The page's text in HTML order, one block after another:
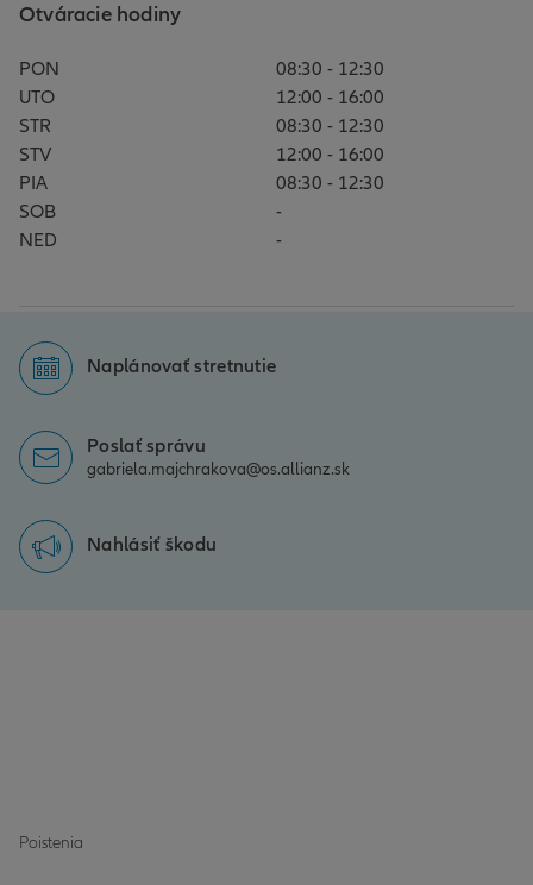
Otváracie hodiny
PON
08:30 - 12:30
UTO
12:00 - 16:00
STR
08:30 - 12:30
STV
12:00 - 16:00
PIA
08:30 - 12:30
SOB
-
NED
-
Naplánovať stretnutie
Poslať správu
gabriela.majchrakova@os.allianz.sk
Nahlásiť škodu
Poistenia